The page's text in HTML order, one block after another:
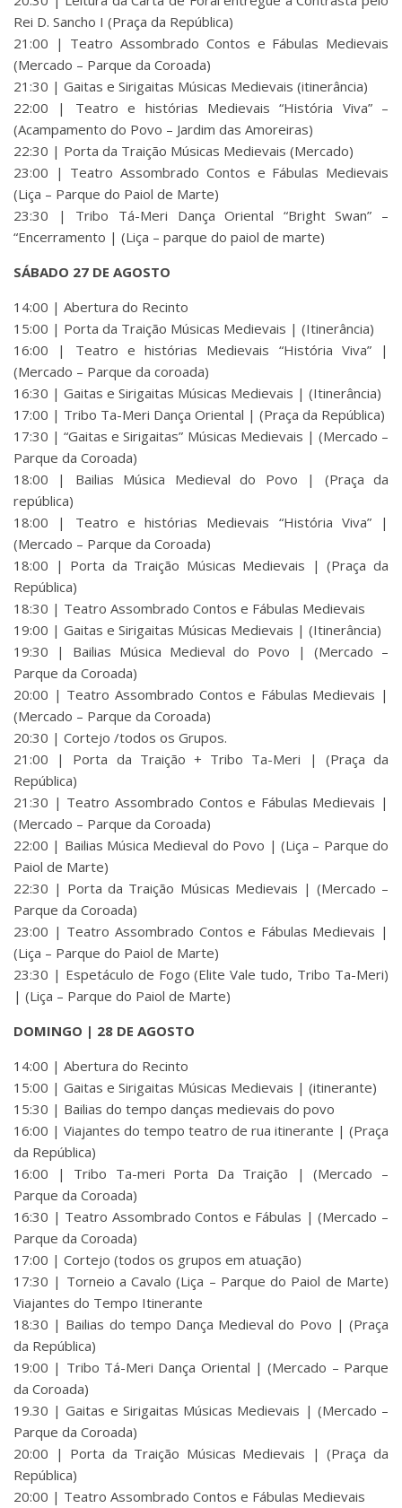
Rei D. Sancho I (Praça da República)
21:00 | Teatro Assombrado Contos e Fábulas Medievais
(Mercado – Parque da Coroada)
21:30 | Gaitas e Sirigaitas Músicas Medievais (itinerância)
22:00 | Teatro e histórias Medievais “História Viva” –
(Acampamento do Povo – Jardim das Amoreiras)
22:30 | Porta da Traição Músicas Medievais (Mercado)
23:00 | Teatro Assombrado Contos e Fábulas Medievais
(Liça – Parque do Paiol de Marte)
23:30 | Tribo Tá-Meri Dança Oriental “Bright Swan” –
“Encerramento | (Liça – parque do paiol de marte)
SÁBADO 27 DE AGOSTO
14:00 | Abertura do Recinto
15:00 | Porta da Traição Músicas Medievais | (Itinerância)
16:00 | Teatro e histórias Medievais “História Viva” |
(Mercado – Parque da coroada)
16:30 | Gaitas e Sirigaitas Músicas Medievais | (Itinerância)
17:00 | Tribo Ta-Meri Dança Oriental | (Praça da República)
17:30 | “Gaitas e Sirigaitas” Músicas Medievais | (Mercado –
Parque da Coroada)
18:00 | Bailias Música Medieval do Povo | (Praça da
república)
18:00 | Teatro e histórias Medievais “História Viva” |
(Mercado – Parque da Coroada)
18:00 | Porta da Traição Músicas Medievais | (Praça da
República)
18:30 | Teatro Assombrado Contos e Fábulas Medievais
19:00 | Gaitas e Sirigaitas Músicas Medievais | (Itinerância)
19:30 | Bailias Música Medieval do Povo | (Mercado –
Parque da Coroada)
20:00 | Teatro Assombrado Contos e Fábulas Medievais |
(Mercado – Parque da Coroada)
20:30 | Cortejo /todos os Grupos.
21:00 | Porta da Traição + Tribo Ta-Meri | (Praça da
República)
21:30 | Teatro Assombrado Contos e Fábulas Medievais |
(Mercado – Parque da Coroada)
22:00 | Bailias Música Medieval do Povo | (Liça – Parque do
Paiol de Marte)
22:30 | Porta da Traição Músicas Medievais | (Mercado –
Parque da Coroada)
23:00 | Teatro Assombrado Contos e Fábulas Medievais |
(Liça – Parque do Paiol de Marte)
23:30 | Espetáculo de Fogo (Elite Vale tudo, Tribo Ta-Meri)
| (Liça – Parque do Paiol de Marte)
DOMINGO | 28 DE AGOSTO
14:00 | Abertura do Recinto
15:00 | Gaitas e Sirigaitas Músicas Medievais | (itinerante)
15:30 | Bailias do tempo danças medievais do povo
16:00 | Viajantes do tempo teatro de rua itinerante | (Praça
da República)
16:00 | Tribo Ta-meri Porta Da Traição | (Mercado –
Parque da Coroada)
16:30 | Teatro Assombrado Contos e Fábulas | (Mercado –
Parque da Coroada)
17:00 | Cortejo (todos os grupos em atuação)
17:30 | Torneio a Cavalo (Liça – Parque do Paiol de Marte)
Viajantes do Tempo Itinerante
18:30 | Bailias do tempo Dança Medieval do Povo | (Praça
da República)
19:00 | Tribo Tá-Meri Dança Oriental | (Mercado – Parque
da Coroada)
19.30 | Gaitas e Sirigaitas Músicas Medievais | (Mercado –
Parque da Coroada)
20:00 | Porta da Traição Músicas Medievais | (Praça da
República)
20:00 | Teatro Assombrado Contos e Fábulas Medievais